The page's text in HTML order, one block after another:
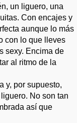
un liguero, una
Con encajes y
aunque lo más
con lo que lleves
sexy. Encima de
al ritmo de la
y, por supuesto,
No son tan
así que